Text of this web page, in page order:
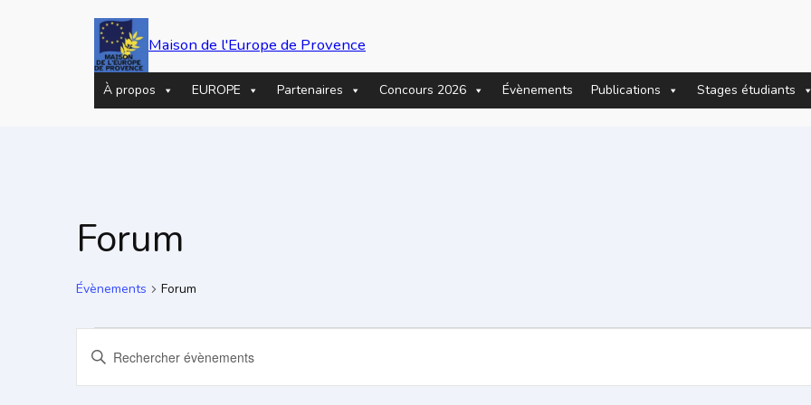
Maison de l'Europe de Provence
À propos EUROPE Partenaires Concours 2026 Évènements Publications Stages étudiants
Forum
Évènements Forum
Évènements
Recherche
et
Saisir